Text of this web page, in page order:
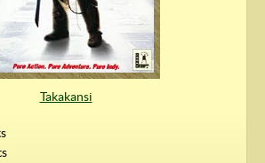
Takakansi